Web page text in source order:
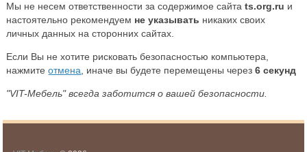
Мы не несем ответственности за содержимое сайтаts.org.ru и
настоятельно рекомендуем не указывать никаких своих
личных данных на сторонних сайтах.
Если Вы не хотите рисковать безопасностью компьютера,
нажмитеотмена , иначе вы будете перемещены через6 секунд
"VIT-Мебель" всегда заботится о вашей безопасности.